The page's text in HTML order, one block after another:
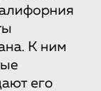
К ним
его